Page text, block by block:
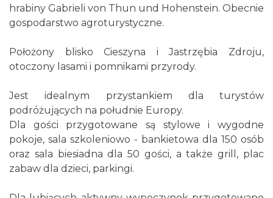
hrabiny Gabrieli von Thun und Hohenstein. Obecnie
gospodarstwo agroturystyczne.
Położony blisko Cieszyna i Jastrzębia Zdroju,
otoczony lasami i pomnikami przyrody.
Jest idealnym przystankiem dla turystów
podróżujących na południe Europy.
Dla gości przygotowane są stylowe i wygodne
pokoje, sala szkoleniowo - bankietowa dla 150 osób
oraz sala biesiadna dla 50 gości, a także grill, plac
zabaw dla dzieci, parkingi.